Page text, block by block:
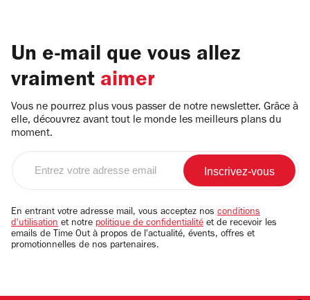
Un e-mail que vous allez
vraiment aimer
Vous ne pourrez plus vous passer de notre newsletter. Grâce à
elle, découvrez avant tout le monde les meilleurs plans du
moment.
email
En entrant votre adresse mail, vous acceptez nos conditions
d'utilisation et notre politique de confidentialité et de recevoir les
emails de Time Out à propos de l'actualité, évents, offres et
promotionnelles de nos partenaires.